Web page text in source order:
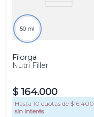
50 ml
Filorga
Nutri Filler
$ 164.000
Hasta 10 cuotas de $16.400
sin interés